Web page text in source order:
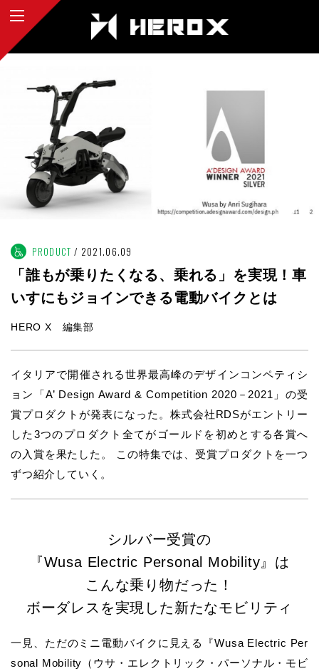
PRODUCT 2021.06.09
「誰もが乗りたくなる、乗れる」を実現！車
いすにもジョインできる電動バイクとは
HERO X 編集部
イタリアで開催される世界最高峰のデザインコンペティシ
ョン「A’ Design Award & Competition 2020－2021」の受
賞プロダクトが発表になった。株式会社RDSがエントリー
した3つのプロダクト全てがゴールドを初めとする各賞へ
の入賞を果たした。 この特集では、受賞プロダクトを一つ
ずつ紹介していく。
シルバー受賞の
『Wusa Electric Personal Mobility』は
こんな乗り物だった！
ボーダレスを実現した新たなモビリティ
一見、ただのミニ電動バイクに見える『Wusa Electric Per
sonal Mobility（ウサ・エレクトリック・パーソナル・モビ